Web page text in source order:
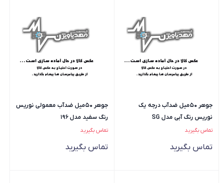
جوهر 50میل ضدآب درجه یک
نوریس رنگ آبی مدل SG
تماس بگیرید
تماس بگیرید
جوهر 50میل ضدآب معمولی نوریس
رنگ سفید مدل 196
تماس بگیرید
تماس بگیرید